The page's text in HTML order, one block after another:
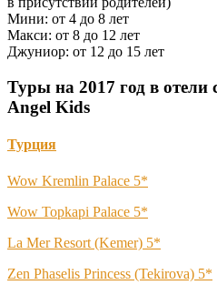
Мини: от 4 до 8 лет
Макси: от 8 до 12 лет
Джуниор: от 12 до 15 лет
Туры на 2017 год в отели
Angel Kids
Турция
Wow Kremlin Palace 5*
Wow Topkapi Palace 5*
La Mer Resort (Kemer) 5*
Zen Phaselis Princess (Tekirova) 5*